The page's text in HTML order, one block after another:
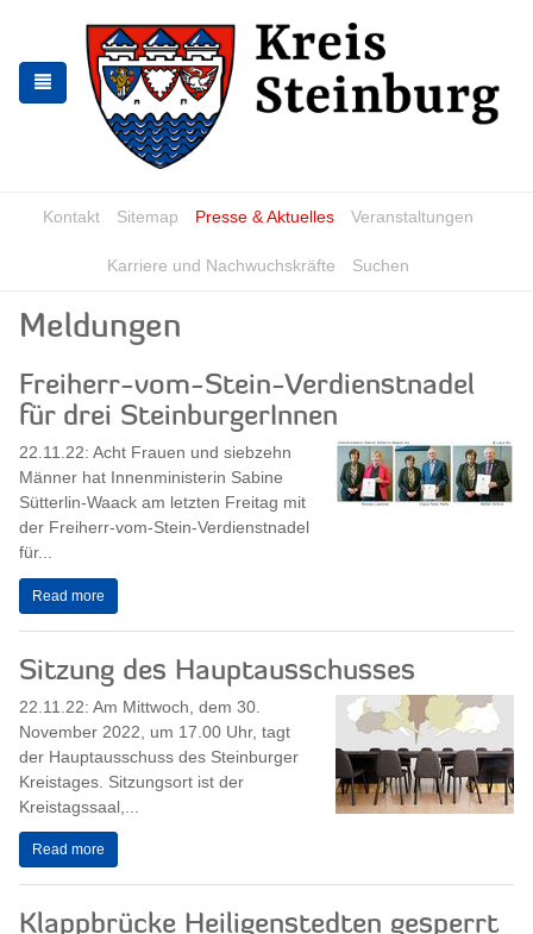
the
navigation
the
content
Kontakt Sitemap Presse & Aktuelles Veranstaltungen
Karriere und Nachwuchskräfte Suchen
Meldungen
Freiherr-vom-Stein-Verdienstnadel
für drei SteinburgerInnen
22.11.22: Acht Frauen und siebzehn
Männer hat Innenministerin Sabine
Sütterlin-Waack am letzten Freitag mit
der Freiherr-vom-Stein-Verdienstnadel
für...
Read more
Sitzung des Hauptausschusses
22.11.22: Am Mittwoch, dem 30.
November 2022, um 17.00 Uhr, tagt
der Hauptausschuss des Steinburger
Kreistages. Sitzungsort ist der
Kreistagssaal,...
Read more
Klappbrücke Heiligenstedten gesperrt